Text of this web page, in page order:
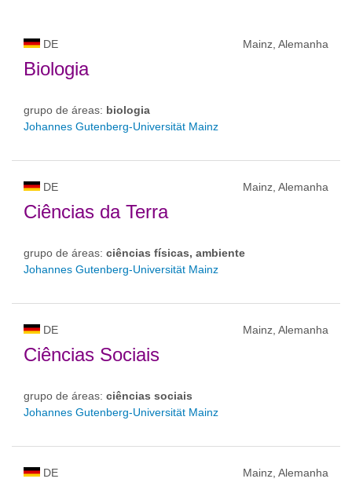
DE Mainz, Alemanha
Biologia
grupo de áreas: biologia
Johannes Gutenberg-Universität Mainz
DE Mainz, Alemanha
Ciências da Terra
grupo de áreas: ciências físicas, ambiente
Johannes Gutenberg-Universität Mainz
DE Mainz, Alemanha
Ciências Sociais
grupo de áreas: ciências sociais
Johannes Gutenberg-Universität Mainz
DE Mainz, Alemanha